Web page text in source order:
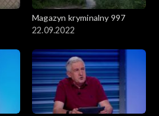
Magazyn kryminalny 997
22.09.2022